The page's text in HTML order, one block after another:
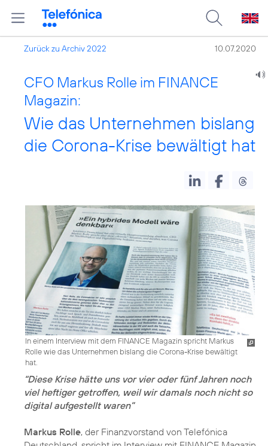
Zurück zu Archiv 2022 10.07.2020
CFO Markus Rolle im FINANCE
Magazin:
Wie das Unternehmen bislang
die Corona-Krise bewältigt hat
In einem Interview mit dem FINANCE Magazin spricht Markus
Rolle wie das Unternehmen bislang die Corona-Krise bewältigt
hat.
“Diese Krise hätte uns vor vier oder fünf Jahren noch
viel heftiger getroffen, weil wir damals noch nicht so
digital aufgestellt waren”
Markus Rolle, der Finanzvorstand von Telefónica